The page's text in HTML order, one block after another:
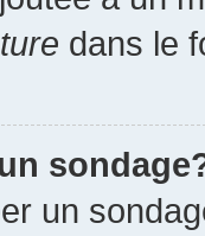
dans le
un